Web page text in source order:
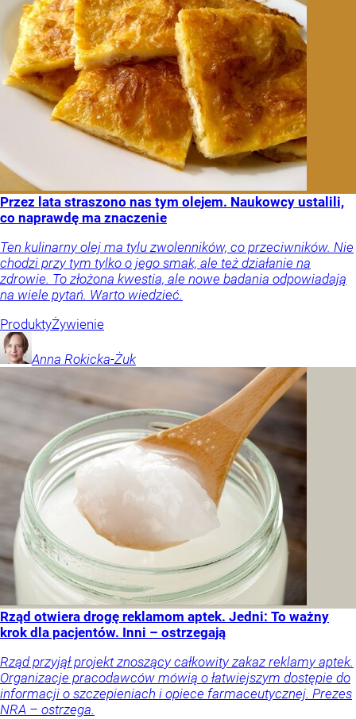
Przez lata straszono nas tym olejem. Naukowcy ustalili,
co naprawdę ma znaczenie
Ten kulinarny olej ma tylu zwolenników, co przeciwników. Nie
chodzi przy tym tylko o jego smak, ale też działanie na
zdrowie. To złożona kwestia, ale nowe badania odpowiadają
na wiele pytań. Warto wiedzieć.
ProduktyŻywienie
Anna Rokicka-Żuk
Rząd otwiera drogę reklamom aptek. Jedni: To ważny
krok dla pacjentów. Inni – ostrzegają
Rząd przyjął projekt znoszący całkowity zakaz reklamy aptek.
Organizacje pracodawców mówią o łatwiejszym dostępie do
informacji o szczepieniach i opiece farmaceutycznej. Prezes
NRA – ostrzega.